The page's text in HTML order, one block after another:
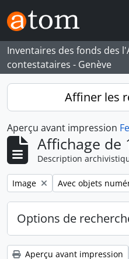
Skip to main content
Inventaires des fonds des
contestataires - Genève
Affiner les
Aperçu avant impression
Affichage de
Description
Remove filter:
Image Remove filter:
Avec objets
Options de
Aperçu avant impression